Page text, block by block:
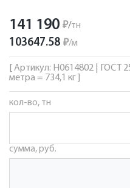
141 190 ₽/тн
103647.58 ₽/м
[ Артикул: Н0614802 | ГОСТ
метра = 734,1 кг ]
кол-во, тн
сумма, руб.